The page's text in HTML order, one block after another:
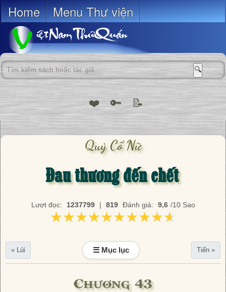
Home Menu Thư viện
🔍
❤️ 🔑 📝
Quỷ Cổ Nữ
Đau thương đến chết
Lượt đọc: 1237799 | 819 Đánh giá: 9,6 /10 Sao
★★★★★★★★★★
★★★★★★★★★★
« Lùi ☰ Mục lục Tiến »
Chương 43